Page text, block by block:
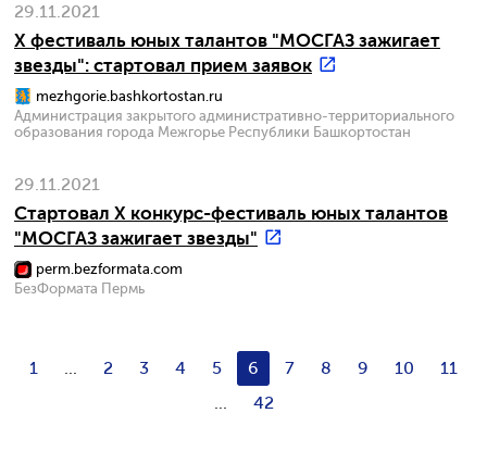
29.11.2021
X фестиваль юных талантов "МОСГАЗ зажигает
звезды": стартовал прием заявок
mezhgorie.bashkortostan.ru
Администрация закрытого административно-территориального
образования города Межгорье Республики Башкортостан
29.11.2021
Стартовал X конкурс-фестиваль юных талантов
"МОСГАЗ зажигает звезды"
perm.bezformata.com
БезФормата Пермь
1 ... 2 3 4 5 6 7 8 9 10
11
...
42